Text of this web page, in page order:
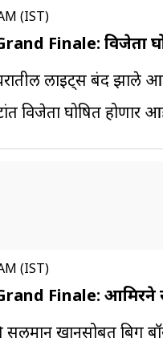
(IST)
Finale: विजेता
घरातील लाइट्स बंद
विजेता घोषित होणार
(IST)
Finale: आमिरने
खानसोबत बिग